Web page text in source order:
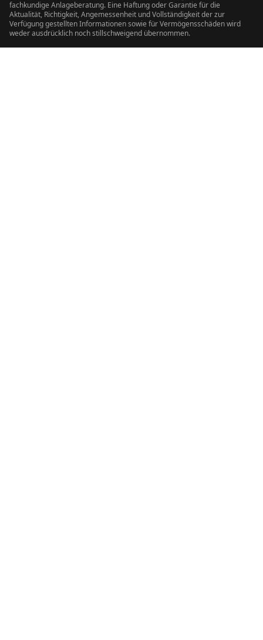
fachkundige Anlageberatung. Eine Haftung oder Garantie für die
Aktualität, Richtigkeit, Angemessenheit und Vollständigkeit der zur
Verfügung gestellten Informationen sowie für Vermögensschäden wird
weder ausdrücklich noch stillschweigend übernommen.